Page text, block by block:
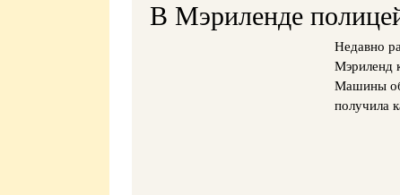
В Мэриленде
Недавно
Мэриленд
Машины
получила